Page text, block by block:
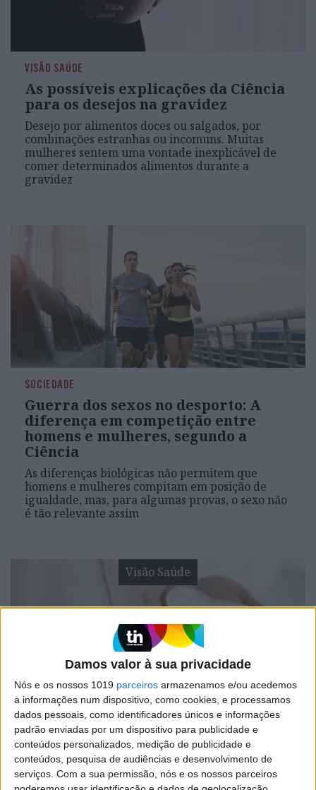
Damos valor à sua privacidade
Nós e os nossos 1019 parceiros armazenamos e/ou acedemos
a informações num dispositivo, como cookies, e processamos
dados pessoais, como identificadores únicos e informações
padrão enviadas por um dispositivo para publicidade e
conteúdos personalizados, medição de publicidade e
conteúdos, pesquisa de audiências e desenvolvimento de
serviços. Com a sua permissão, nós e os nossos parceiros
VISÃO SAÚDE
As possíveis explicações da Ciência
para os desejos na gravidez
Desejo por alimentos doces ou salgados, por
combinações estranhas ou incomuns. Muitas
mulheres sentem uma vontade inexplicável de
comer determinados alimentos durante a
gravidez
SOCIEDADE
Guerra dos sexos no desporto: A
diferença em competição entre
homens e mulheres, segundo a
Ciência
As diferenças biológicas não permitem que
homens e mulheres compitam em posição de
igualdade, mas, para algumas provas, o sexo não
é tão relevante assim
Visão Saúde
VISÃO SAÚDE
Nova investigação revela presença
de metais potencialmente
perigosos para a saúde em tampões
menstruais